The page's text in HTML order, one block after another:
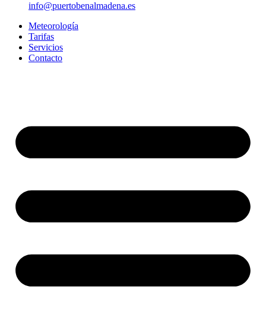
info@puertobenalmadena.es
Meteorología
Tarifas
Servicios
Contacto